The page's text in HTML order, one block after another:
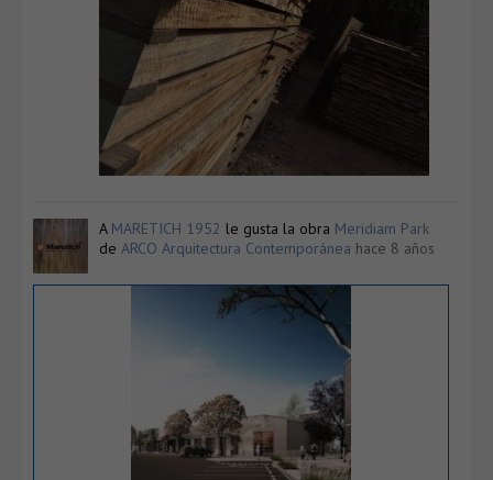
A MARETICH 1952 le gusta la obra Meridiam Park
de ARCO Arquitectura Contemporánea hace 8 años